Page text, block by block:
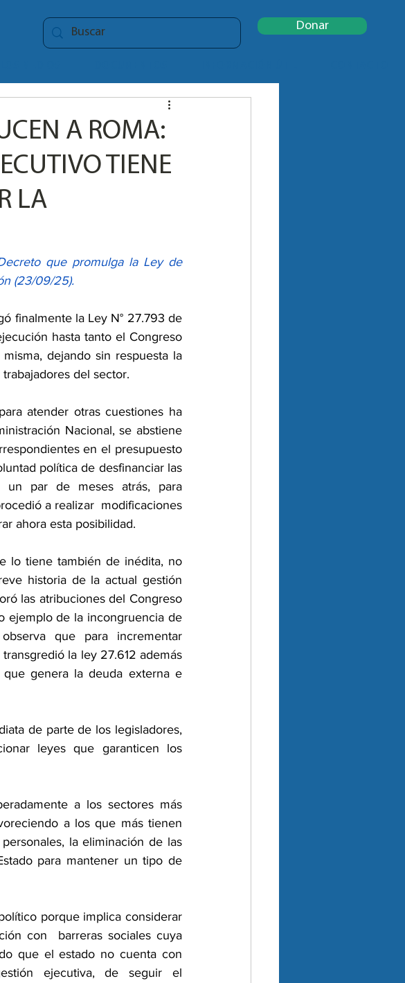
Donar
A ROMA:
TIENE
LA
que promulga la Ley de
(23/09/25).
finalmente la Ley N° 27.793 de
hasta tanto el Congreso
dejando sin respuesta la
del sector.
atender otras cuestiones ha
Nacional, se abstiene
en el presupuesto
política de desfinanciar las
un par de meses atrás, para
a realizar  modificaciones
ahora esta posibilidad.
lo tiene también de inédita, no
historia de la actual gestión
las atribuciones del Congreso
ejemplo de la incongruencia de
que para incrementar
la ley 27.612 además
genera la deuda externa e
de parte de los legisladores,
leyes que garanticen los
a los sectores más
a los que más tienen
la eliminación de las
para mantener un tipo de
porque implica considerar
con  barreras sociales cuya
que el estado no cuenta con
ejecutiva, de seguir el